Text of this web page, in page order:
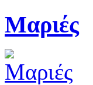
Μαριές